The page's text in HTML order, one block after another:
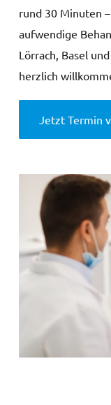
rund 30 Minuten
aufwendige
Lörrach, Basel
herzlich
Jetzt Termin